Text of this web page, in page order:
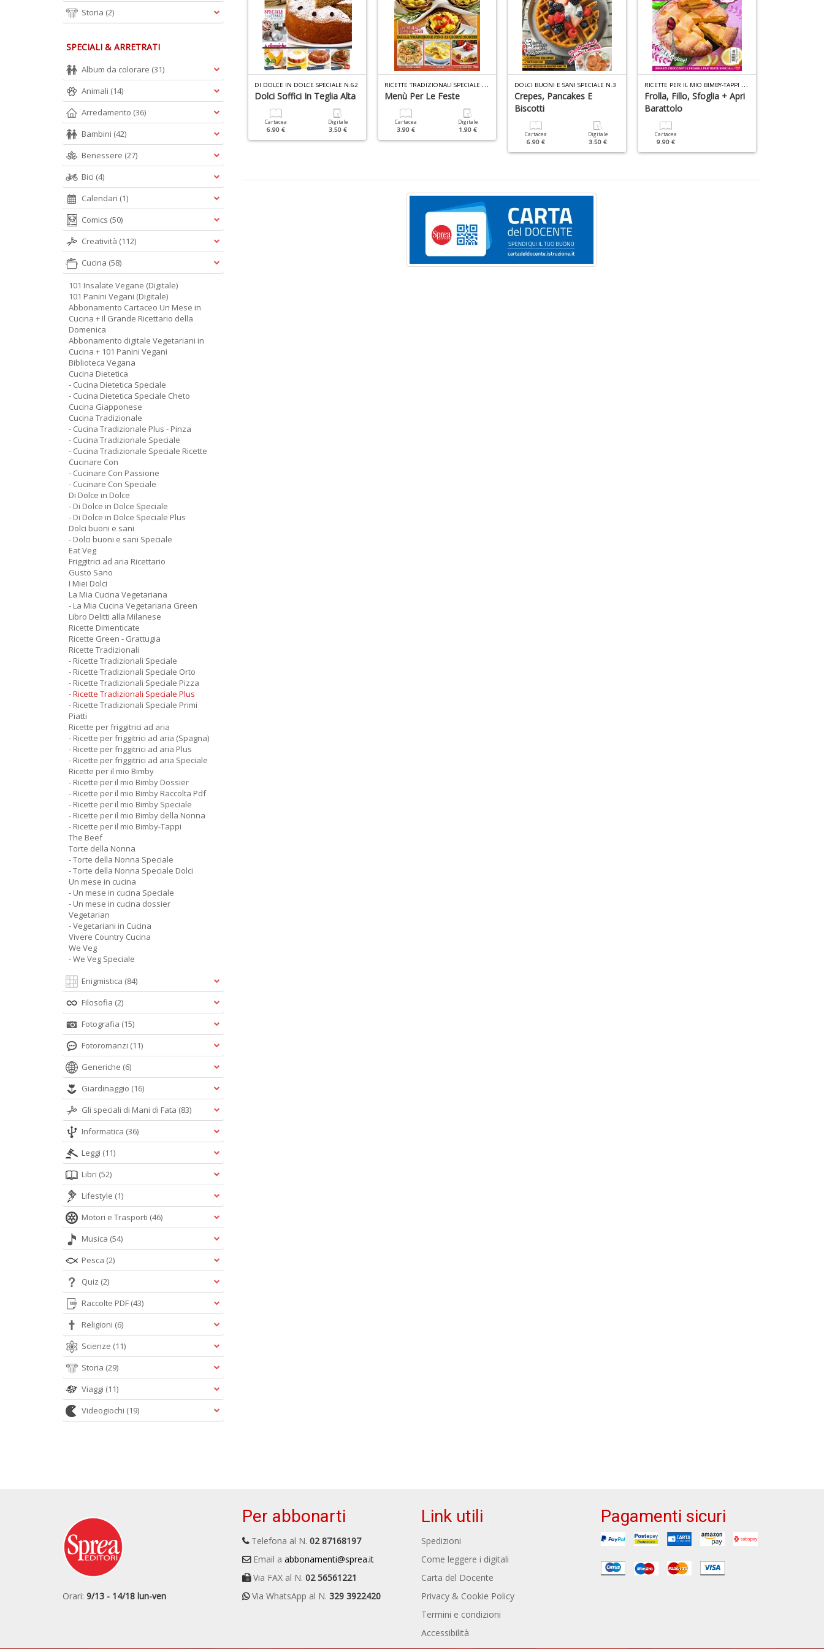
Focacce
Digitale
DI DOLCE IN DOLCE SPECIALE N.62
Dolci Soffici In Teglia Alta
Cartacea
6.90 €
Digitale
3.50 €
R
ICETTE TRADIZIONALI SPECIALE N.1
Menù Per Le Feste
Cartacea
3.90 €
Digitale
1.90 €
DOLCI BUONI E SANI SPECIALE N.3
Crepes, Pancakes E
Biscotti
Cartacea
6.90 €
Digitale
3.50 €
R
ICETTE PER IL MIO BIMBY-TAPPI N.1
Frolla, Fillo, Sfoglia + Apri
Barattolo
Cartacea
9.90 €
Storia (2)
SPECIALI & ARRETRATI
Album da colorare (31)
Animali (14)
Arredamento (36)
Bambini (42)
Benessere (27)
Bici (4)
Calendari (1)
Comics (50)
Creatività (112)
Cucina (58)
101 Insalate Vegane (Digitale)
101 Panini Vegani (Digitale)
Abbonamento Cartaceo Un Mese in
Cucina + Il Grande Ricettario della
Domenica
Abbonamento digitale Vegetariani in
Cucina + 101 Panini Vegani
Biblioteca Vegana
Cucina Dietetica
- Cucina Dietetica Speciale
- Cucina Dietetica Speciale Cheto
Cucina Giapponese
Cucina Tradizionale
- Cucina Tradizionale Plus - Pinza
- Cucina Tradizionale Speciale
- Cucina Tradizionale Speciale Ricette
Cucinare Con
- Cucinare Con Passione
- Cucinare Con Speciale
Di Dolce in Dolce
- Di Dolce in Dolce Speciale
- Di Dolce in Dolce Speciale Plus
Dolci buoni e sani
- Dolci buoni e sani Speciale
Eat Veg
Friggitrici ad aria Ricettario
Gusto Sano
I Miei Dolci
La Mia Cucina Vegetariana
- La Mia Cucina Vegetariana Green
Libro Delitti alla Milanese
Ricette Dimenticate
Ricette Green - Grattugia
Ricette Tradizionali
- Ricette Tradizionali Speciale
- Ricette Tradizionali Speciale Orto
- Ricette Tradizionali Speciale Pizza
- Ricette Tradizionali Speciale Plus
- Ricette Tradizionali Speciale Primi
Piatti
Ricette per friggitrici ad aria
- Ricette per friggitrici ad aria (Spagna)
- Ricette per friggitrici ad aria Plus
- Ricette per friggitrici ad aria Speciale
Ricette per il mio Bimby
- Ricette per il mio Bimby Dossier
- Ricette per il mio Bimby Raccolta Pdf
- Ricette per il mio Bimby Speciale
- Ricette per il mio Bimby della Nonna
- Ricette per il mio Bimby-Tappi
The Beef
Torte della Nonna
- Torte della Nonna Speciale
- Torte della Nonna Speciale Dolci
Un mese in cucina
- Un mese in cucina Speciale
- Un mese in cucina dossier
Vegetarian
- Vegetariani in Cucina
Vivere Country Cucina
We Veg
- We Veg Speciale
Enigmistica (84)
Filosofia (2)
Fotografia (15)
Fotoromanzi (11)
Generiche (6)
Giardinaggio (16)
Gli speciali di Mani di Fata (83)
Informatica (36)
Leggi (11)
Libri (52)
Lifestyle (1)
Motori e Trasporti (46)
Musica (54)
Pesca (2)
Quiz (2)
Raccolte PDF (43)
Religioni (6)
Scienze (11)
Storia (29)
Viaggi (11)
Videogiochi (19)
Orari: 9/13 - 14/18 lun-ven
Per abbonarti
Telefona al N. 02 87168197
Email a abbonamenti@sprea.it
Via FAX al N. 02 56561221
Via WhatsApp al N. 329 3922420
Link utili
Spedizioni
Come leggere i digitali
Carta del Docente
Privacy & Cookie Policy
Termini e condizioni
Accessibilità
Pagamenti sicuri